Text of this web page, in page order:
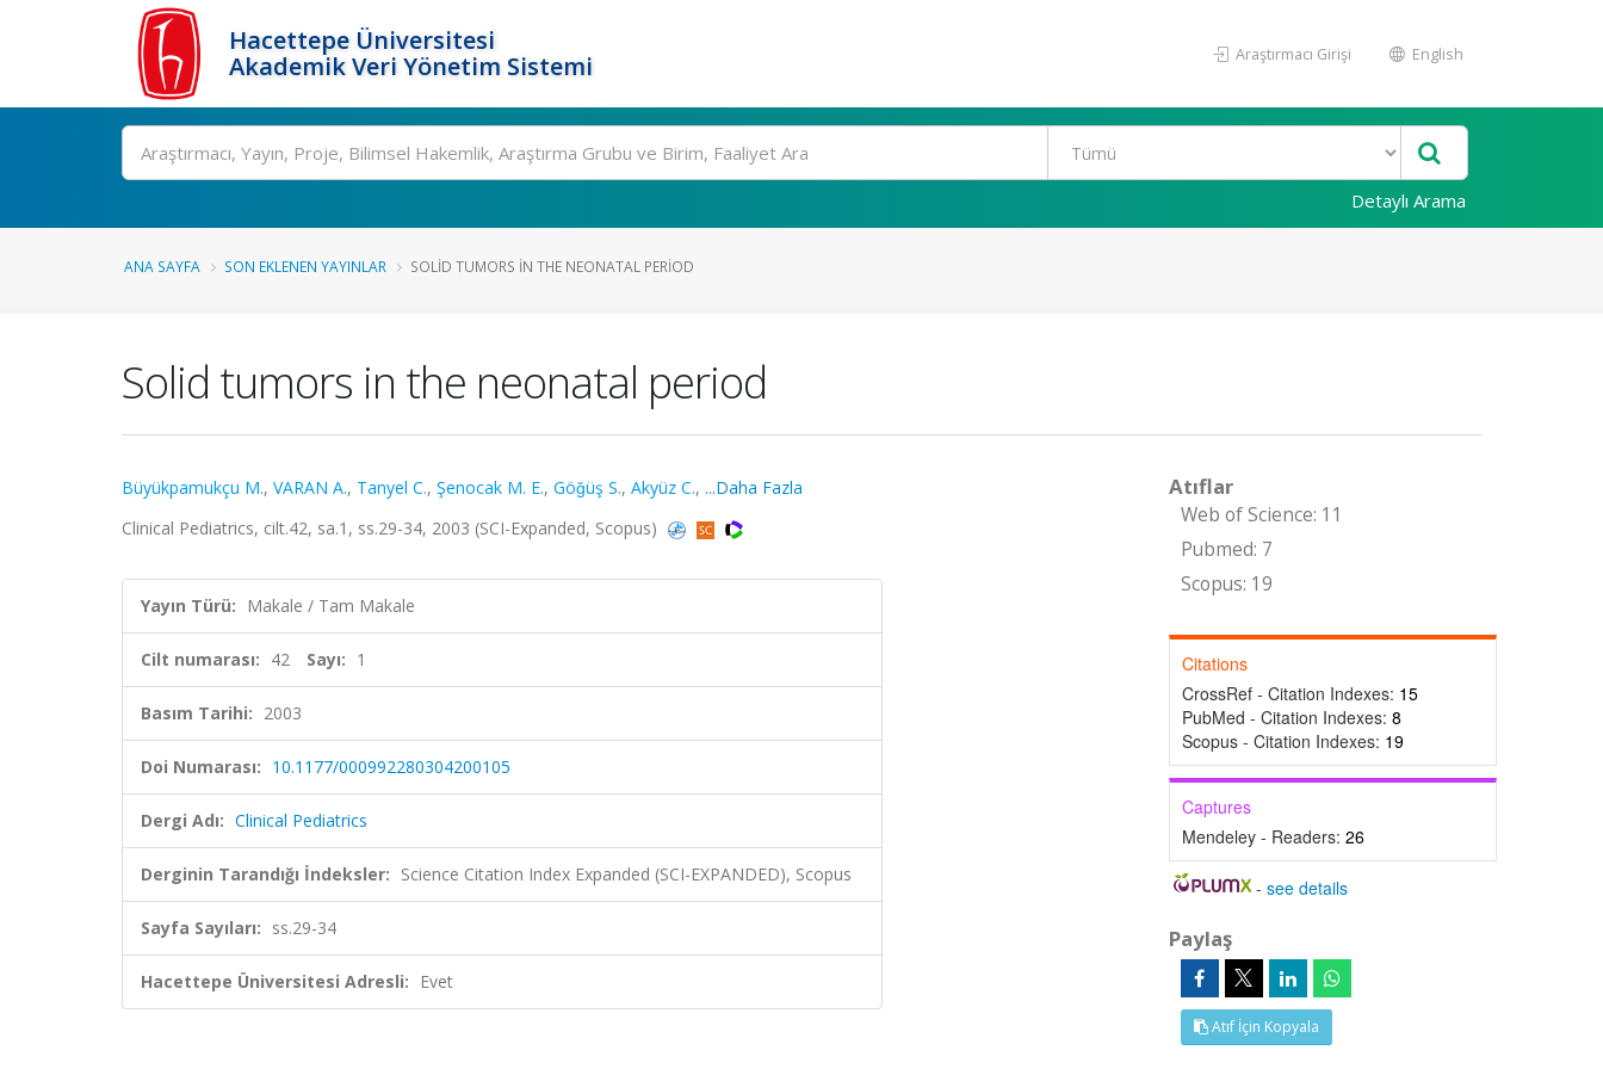
Hacettepe Üniversitesi
Akademik Veri Yönetim Sistemi
Araştırmacı Girişi English
Ara
Detaylı Arama
ANA SAYFA SON EKLENEN YAYINLAR SOLID TUMORS IN THE NEONATAL PERIOD
Solid tumors in the neonatal period
Büyükpamukçu M., VARAN A., Tanyel C., Şenocak M. E., Göǧüş S., Akyüz C., ...Daha Fazla
Clinical Pediatrics, cilt.42, sa.1, ss.29-34, 2003 (SCI-Expanded, Scopus)
Yayın Türü: Makale / Tam Makale
Cilt numarası: 42 Sayı: 1
Basım Tarihi: 2003
Doi Numarası: 10.1177/000992280304200105
Dergi Adı: Clinical Pediatrics
Derginin Tarandığı İndeksler: Science Citation Index Expanded (SCI-EXPANDED), Scopus
Sayfa Sayıları: ss.29-34
Hacettepe Üniversitesi Adresli: Evet
Atıflar
Web of Science: 11
Pubmed: 7
Scopus: 19
Citations
CrossRef - Citation Indexes: 15
PubMed - Citation Indexes: 8
Scopus - Citation Indexes: 19
Captures
Mendeley - Readers: 26
-see details
Paylaş
Atıf İçin Kopyala